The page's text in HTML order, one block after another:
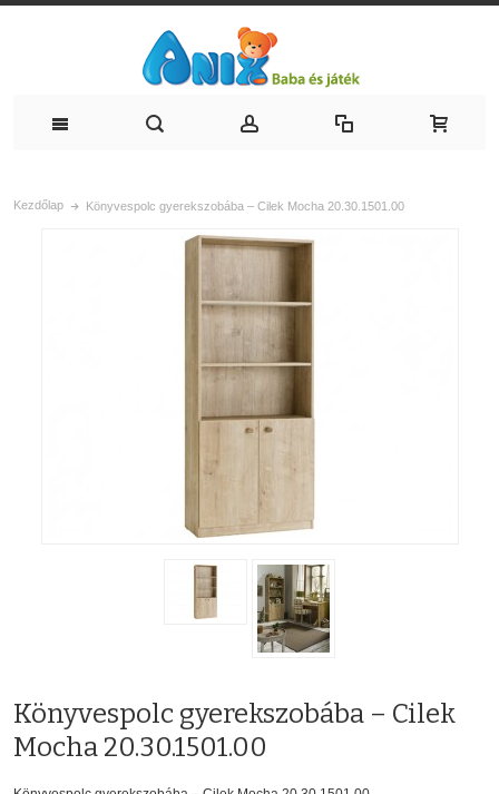
Kezdőlap Könyvespolc gyerekszobába – Cilek Mocha 20.30.1501.00
Könyvespolc gyerekszobába – Cilek
Mocha 20.30.1501.00